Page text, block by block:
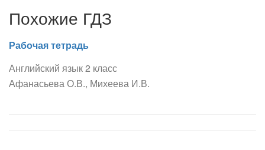
Похожие ГДЗ
Рабочая тетрадь
Английский язык 2 класс
Афанасьева О.В., Михеева И.В.